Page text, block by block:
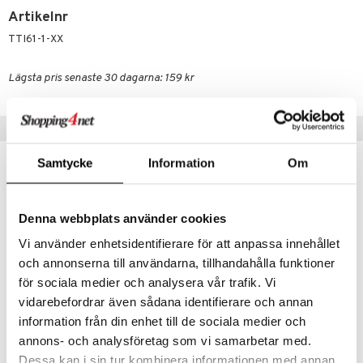
Samtycke Information Om
Denna webbplats använder cookies
Vi använder enhetsidentifierare för att anpassa innehållet
och annonserna till användarna, tillhandahålla funktioner
för sociala medier och analysera vår trafik. Vi
vidarebefordrar även sådana identifierare och annan
information från din enhet till de sociala medier och
annons- och analysföretag som vi samarbetar med.
Dessa kan i sin tur kombinera informationen med annan
Artikelnr
TTI61-1-XX
Lägsta pris senaste 30 dagarna: 159 kr
Pussel 1000 Bitar Blommande Steg
TILDAS TILDAS